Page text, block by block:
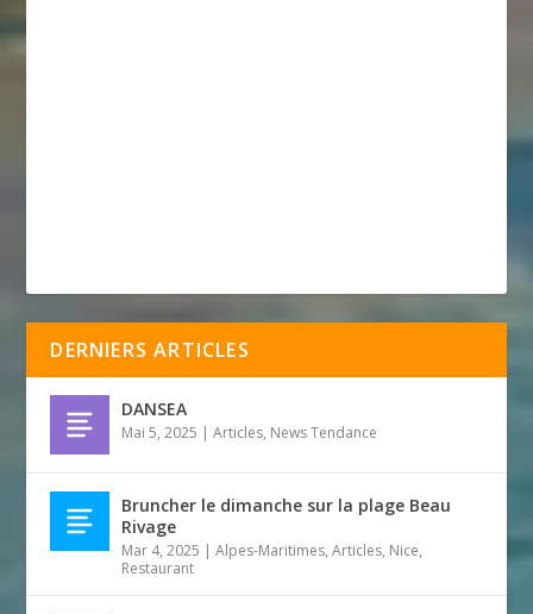
DERNIERS ARTICLES
DANSEA
Mai 5, 2025 |Articles, News Tendance
Bruncher le dimanche sur la plage Beau
Rivage
Mar 4, 2025 |Alpes-Maritimes,Articles, Nice,
Restaurant